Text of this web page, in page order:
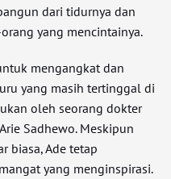
dari tidurnya dan
yang mencintainya.
mengangkat dan
yang masih tertinggal di
oleh seorang dokter
Sadhewo. Meskipun
biasa, Ade tetap
yang menginspirasi.